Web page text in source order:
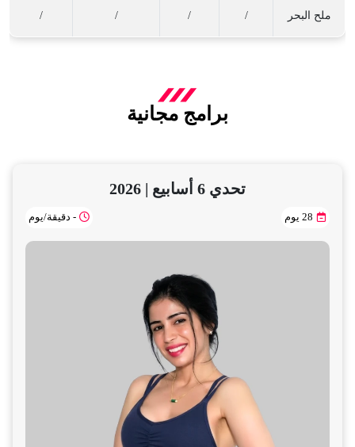
ملح البحر /
/
/
/
برامج مجانية
تحدي 6 أسابيع | 2026
28 يوم - دقيقة/يوم